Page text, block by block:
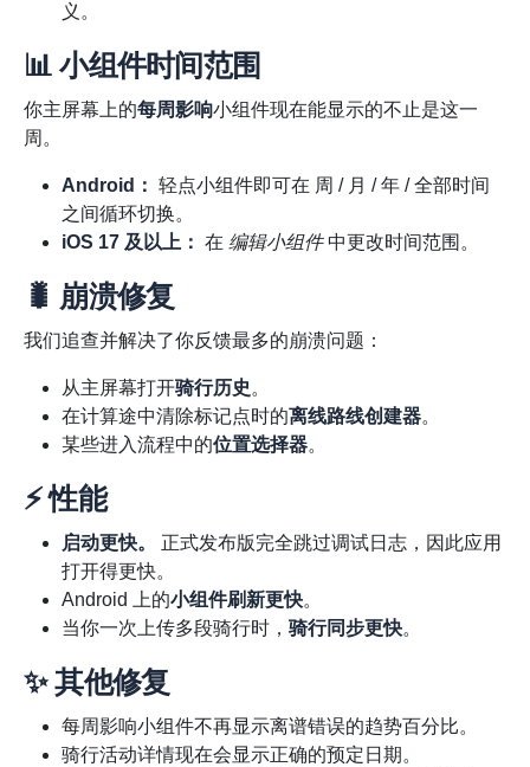
义。
📊 小组件时间范围
你主屏幕上的每周影响小组件现在能显示的不止是这一
周。
Android： 轻点小组件即可在 周 / 月 / 年 / 全部时间
之间循环切换。
iOS 17 及以上： 在 编辑小组件中更改时间范围。
🐛 崩溃修复
我们追查并解决了你反馈最多的崩溃问题：
从主屏幕打开骑行历史 。
在计算途中清除标记点时的离线路线创建器。
某些进入流程中的位置选择器。
⚡ 性能
启动更快。
正式发布版完全跳过调试日志，因此应用
打开得更快。
Android 上的小组件刷新更快。
当你一次上传多段骑行时， 骑行同步更快。
✨ 其他修复
每周影响小组件不再显示离谱错误的趋势百分比。
骑行活动详情现在会显示正确的预定日期。